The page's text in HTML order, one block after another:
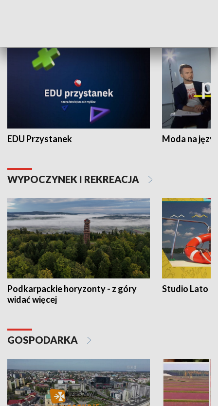
EDU Przystanek Moda na
WYPOCZYNEK I REKREACJA
Podkarpackie horyzonty - z góry
widać więcej
Studio Lato
GOSPODARKA